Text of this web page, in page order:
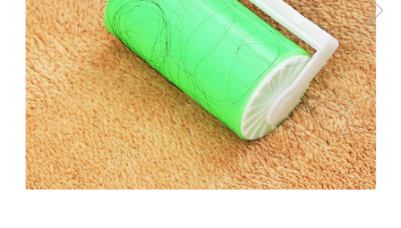
Lampi de Veghe
Umidificatoare & Aromaterapie
Lampi si Becuri cu LED
Lampi Selfie cu LED
Pet Care & Accesorii
Perii, trimmere si clesti
Castroane si Adapatori Animale